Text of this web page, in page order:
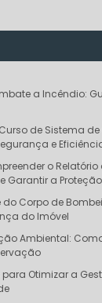
a Incêndio:
de Sistema
e
o Relatório
Garantir a
Corpo de
do Imóvel
Ambiental:
Otimizar a